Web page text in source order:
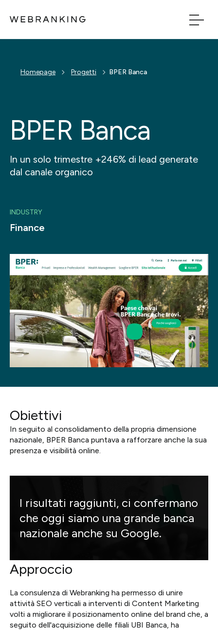
Build
Bridge
Cosa facciamo
Point of W
Careers
Contatti
Italiano
Homepage Progetti BPER Banca
BPER Banca
In un solo trimestre +246% di lead generate
dal canale organico
INDUSTRY
Finance
Obiettivi
In seguito al consolidamento della propria dimensione
nazionale, BPER Banca puntava a rafforzare anche la sua
presenza e visibilità online.
I risultati raggiunti, ci confermano
che oggi siamo una grande banca
nazionale anche su Google.
Approccio
La consulenza di Webranking ha permesso di unire
attività SEO verticali a interventi di Content Marketing
volti a migliorare il posizionamento online del brand che, a
seguito dell'acquisizione delle filiali UBI Banca, ha